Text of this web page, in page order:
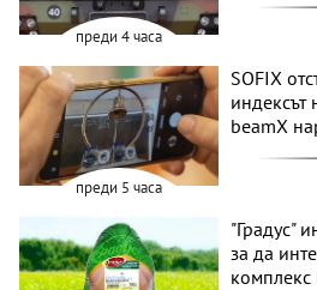
преди 4 часа
преди 5 часа
SOFIX
индексът
beamX
"Градус"
за да
комплекс